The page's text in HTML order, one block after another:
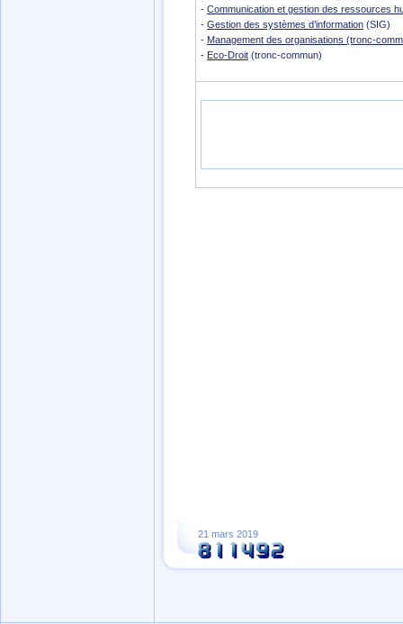
- Communication et gestion des ressources
- Gestion des systèmes d’information (SIG)
- Management des organisations (tronc-
- Eco-Droit (tronc-commun)
21 mars 2019